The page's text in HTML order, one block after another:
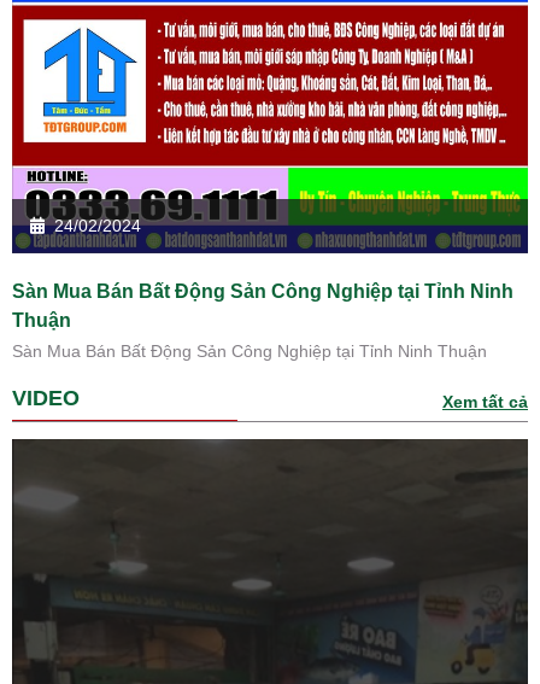
24/02/2024
Sàn Mua Bán Bất Động Sản Công Nghiệp tại Tỉnh Ninh
Thuận
Sàn Mua Bán Bất Động Sản Công Nghiệp tại Tỉnh Ninh Thuận
VIDEO Xem tất cả